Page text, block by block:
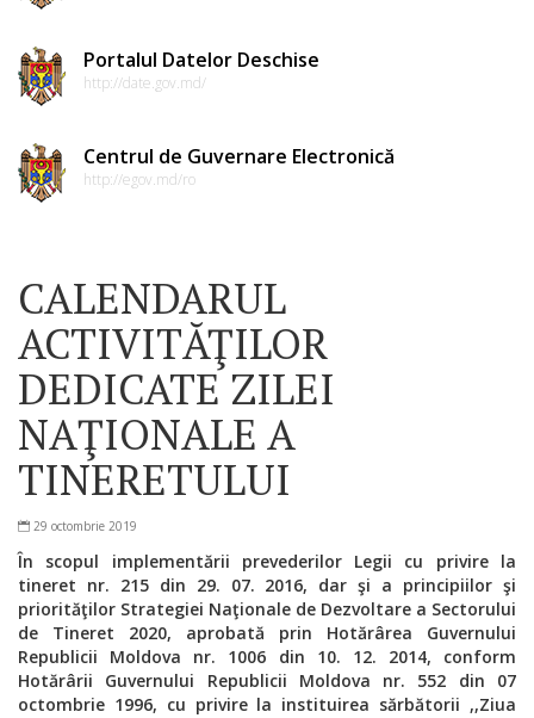
Portalul Datelor Deschise
http://date.gov.md/
Centrul de Guvernare Electronică
http://egov.md/ro
CALENDARUL
ACTIVITĂŢILOR
DEDICATE ZILEI
NAŢIONALE A
TINERETULUI
29 octombrie 2019
În scopul implementării prevederilor Legii cu privire la
tineret nr. 215 din 29. 07. 2016, dar şi a principiilor şi
priorităţilor Strategiei Naţionale de Dezvoltare a Sectorului
de Tineret 2020, aprobată prin Hotărârea Guvernului
Republicii Moldova nr. 1006 din 10. 12. 2014, conform
Hotărârii Guvernului Republicii Moldova nr. 552 din 07
octombrie 1996, cu privire la instituirea sărbătorii ,,Ziua